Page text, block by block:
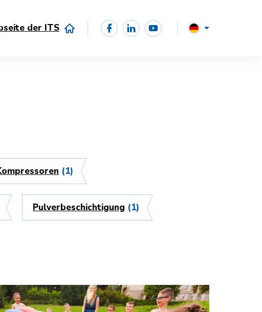
der ITS
(1)
Pulverbeschichtigung (1)